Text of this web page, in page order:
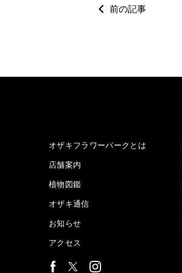
前の記事
オザキフラワーパークとは
店舗案内
植物図鑑
オザキ通信
お知らせ
アクセス